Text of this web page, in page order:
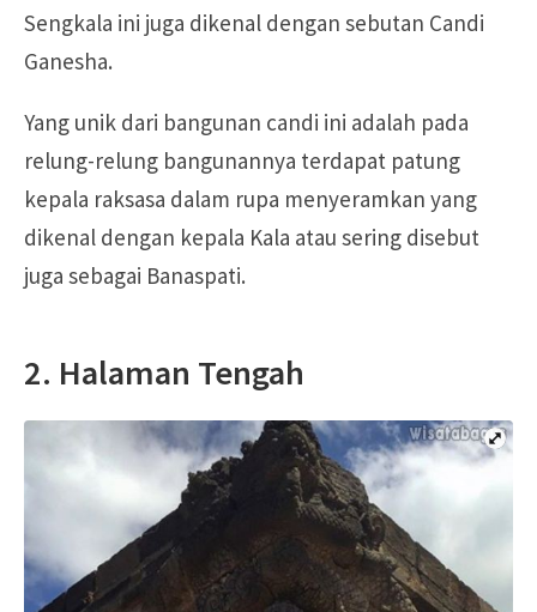
Sengkala ini juga dikenal dengan sebutan Candi
Ganesha.
Yang unik dari bangunan candi ini adalah pada
relung-relung bangunannya terdapat patung
kepala raksasa dalam rupa menyeramkan yang
dikenal dengan kepala Kala atau sering disebut
juga sebagai Banaspati.
2. Halaman Tengah